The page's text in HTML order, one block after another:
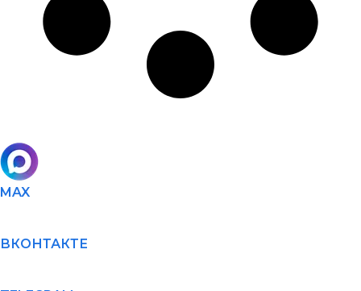
MAX
ВКОНТАКТЕ